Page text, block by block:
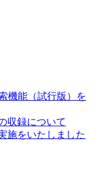
機能（試行版）を
収録について
施をいたしました